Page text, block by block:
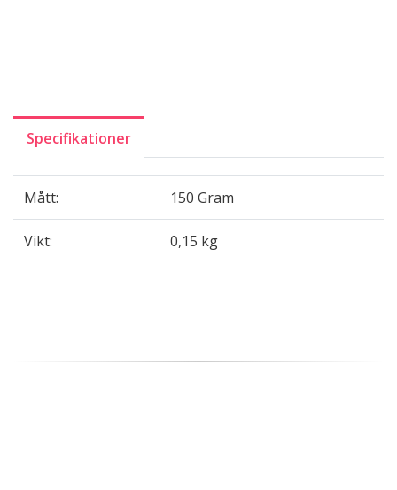
Specifikationer
Mått: 150 Gram
Vikt: 0,15 kg